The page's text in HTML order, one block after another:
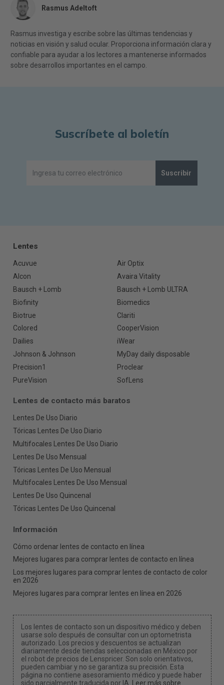
Rasmus Adeltoft
Rasmus investiga y escribe sobre las últimas tendencias y
noticias en visión y salud ocular. Proporciona información clara y
confiable para ayudar a los lectores a mantenerse informados
sobre desarrollos importantes en el campo.
Suscríbete al boletín
Suscribir
Lentes
Acuvue
Air Optix
Alcon
Avaira Vitality
Bausch + Lomb
Bausch + Lomb ULTRA
Biofinity
Biomedics
Biotrue
Clariti
Colored
CooperVision
Dailies
iWear
Johnson & Johnson
MyDay daily disposable
Precision1
Proclear
PureVision
SofLens
Lentes de contacto más baratos
Lentes De Uso Diario
Tóricas Lentes De Uso Diario
Multifocales Lentes De Uso Diario
Lentes De Uso Mensual
Tóricas Lentes De Uso Mensual
Multifocales Lentes De Uso Mensual
Lentes De Uso Quincenal
Tóricas Lentes De Uso Quincenal
Información
Cómo ordenar lentes de contacto en línea
Mejores lugares para comprar lentes de contacto en línea
Los mejores lugares para comprar lentes de contacto de color
en 2026
Mejores lugares para comprar lentes en línea en 2026
Los lentes de contacto son un dispositivo médico y deben
usarse solo después de consultar con un optometrista
autorizado. Los precios y descuentos se actualizan
diariamente desde tiendas seleccionadas en México por
el robot de precios de Lenspricer. Son solo orientativos,
pueden cambiar y no se garantiza su precisión. Esta
página no contiene asesoramiento médico y puede haber
sido parcialmente traducida por IA.
Leer más sobre